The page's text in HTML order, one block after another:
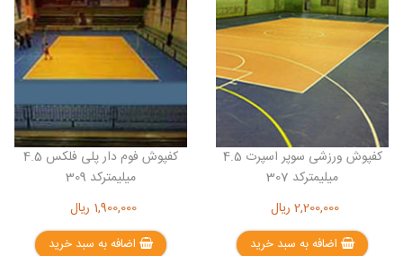
کفپوش ورزشی سوپر اسپرت 4.5
میلیمترکد 307
2,200,000 ریال
اضافه به سبد خرید
کفپوش فوم دار پلی فلکس 4.5
میلیمترکد 309
1,900,000 ریال
اضافه به سبد خرید